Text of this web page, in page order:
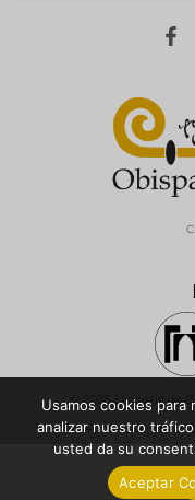
© 2026 Diócesis de
Política de
Usamos cookies para
analizar nuestro
usted da su
Aceptar